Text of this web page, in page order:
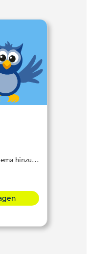
hinzu…